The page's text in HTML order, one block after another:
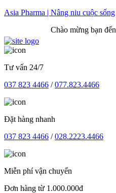
Skip
Asia Pharma | Nâng niu cuộc sống
Chào mừng bạn đến
Tư vấn 24/7
037 823 4466 /077.823.4466
Đặt hàng nhanh
037 823 4466 /028.2223.4466
Miễn phí vận chuyển
Đơn hàng từ 1.000.000đ